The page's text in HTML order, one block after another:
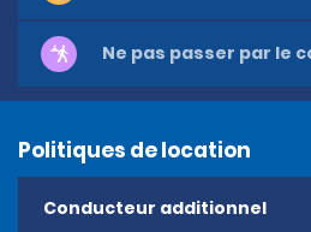
Ne pas passer par le
Politiques de location
Conducteur additionnel